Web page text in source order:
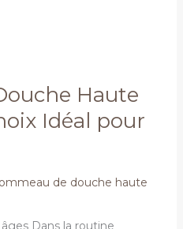
Haute
Idéal pour
de douche haute
Dans la routine